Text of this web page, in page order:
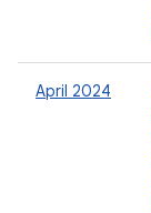
April 2024